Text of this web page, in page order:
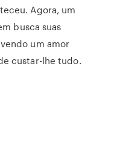
Agora, um
busca suas
um amor
custar-lhe tudo.